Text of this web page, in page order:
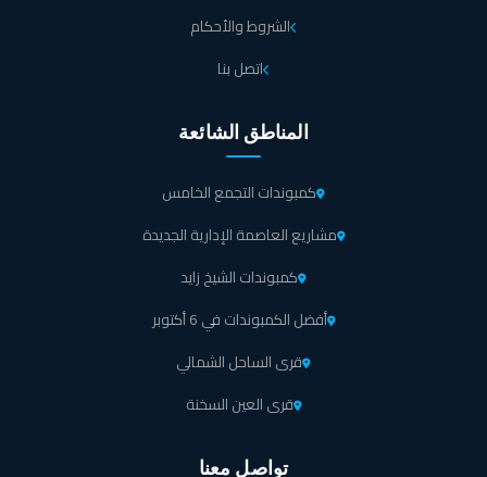
طابع من الرفاهية والراحة على حياة السكان، تشمل هذه الخدمات ما يلي:
يتوفر في كمبوند كيز 52 التجمع الخامس نادي رياضي مجهز
بانتظام، مع وجود الملاعب الرياضية المتنوعة مما يتيح للسكان
من ممارسة هواياتهم المفضلة في أي وقت.
يضم كمبوند كيز 52 القاهرة الجديدة مجموعة من المحلات
التجارية والمقاهي، مما يوفر للسكان كل ما يحتاجونه دون
الحاجة لمغادرة الموقع.
يحتوي كمبوند كيز 52 التجمع الخامس على المنطقة الترفيهية
الشروط والأحكام
اتصل بنا
المناطق الشائعة
كمبوندات التجمع الخامس
مشاريع العاصمة الإدارية الجديدة
كمبوندات الشيخ زايد
أفضل الكمبوندات في 6 أكتوبر
قرى الساحل الشمالي
قرى العين السخنة
تواصل معنا